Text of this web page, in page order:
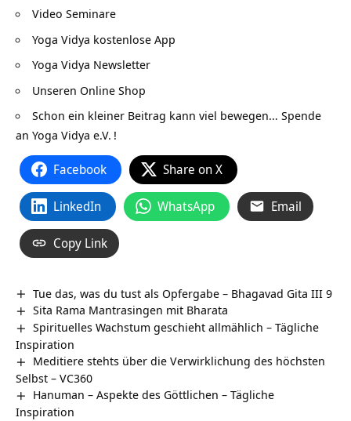
Video Seminare
Yoga Vidya kostenlose App
Yoga Vidya Newsletter
Unseren Online Shop
Schon ein kleiner Beitrag kann viel bewegen… Spende
an Yoga Vidya e.V. !
Facebook Share on X
LinkedIn WhatsApp Email
Copy Link
Tue das, was du tust als Opfergabe – Bhagavad Gita III 9
Sita Rama Mantrasingen mit Bharata
Spirituelles Wachstum geschieht allmählich – Tägliche
Inspiration
Meditiere stehts über die Verwirklichung des höchsten
Selbst – VC360
Hanuman – Aspekte des Göttlichen – Tägliche
Inspiration